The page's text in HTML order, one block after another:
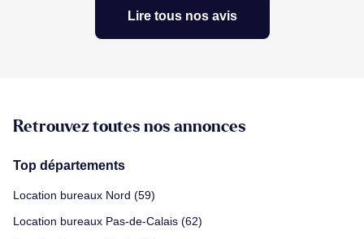
Lire tous nos avis
Retrouvez toutes nos annonces
Top départements
Location bureaux Nord (59)
Location bureaux Pas-de-Calais (62)